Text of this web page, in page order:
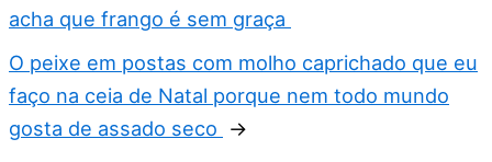
acha que frango é sem graça
O peixe em postas com molho caprichado que eu
faço na ceia de Natal porque nem todo mundo
gosta de assado seco →